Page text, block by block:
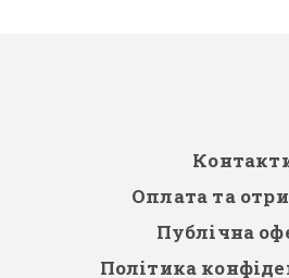
Оплата та
Публічна
Політика